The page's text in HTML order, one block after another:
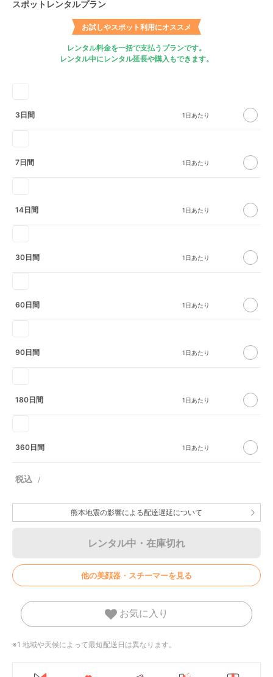
スポットレンタルプラン
お試しやスポット利用にオススメ
レンタル料金を一括で支払うプランです。
レンタル中にレンタル延長や購入もできます。
3日間
7日間
14日間
30日間
60日間
90日間
180日間
360日間
熊本地震の影響による配達遅延について
レンタル中・在庫切れ
他の美顔器・スチーマーを見る
お気に入り
※1 地域や天候によって最短配送日は異なります。